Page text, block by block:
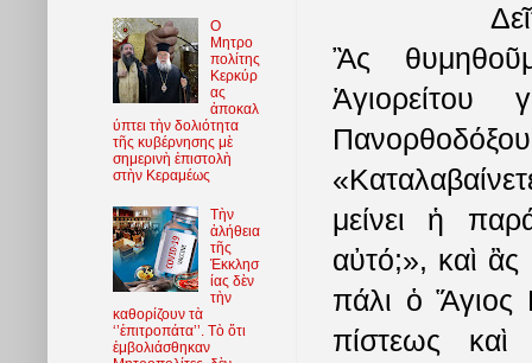
Ἂς
Ἁγιορείτου
μείνει ἡ
αὐτό;», καὶ
πάλι ὁ Ἅγιος
πίστεως
O
Μητρο
πολίτης
Κερκύρ
ας
ἀποκαλ
ύπτει τὴν δολιότητα
τῆς κυβέρνησης μὲ
σημερινὴ ἐπιστολὴ
στὴν Κεραμέως
Τὴν
ἀλήθεια
τῆς
Ἐκκλησ
ίας δὲν
τὴν
καθορίζουν τὰ
‘’ἐπιτροπάτα’’. Τὸ ὅτι
ἐμβολιάσθηκαν